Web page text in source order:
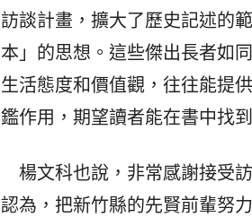
訪談計畫，擴大了歷史記述的
本」的思想。這些傑出長者如
生活態度和價值觀，往往能提
鑑作用，期望讀者能在書中找
楊文科也說，非常感謝接受
認為，把新竹縣的先賢前輩努